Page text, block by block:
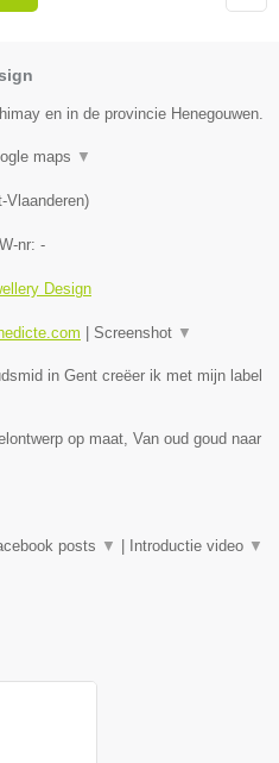
en in de provincie Henegouwen.
maps ▼
Vlaanderen)
nr: -
Design
Screenshot ▼
in Gent creëer ik met mijn label
op maat, Van oud goud naar
posts ▼ Introductie video ▼